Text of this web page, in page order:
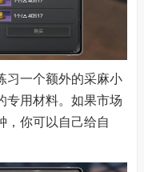
习一个额外的采麻小
专用材料。如果市场
，你可以自己给自